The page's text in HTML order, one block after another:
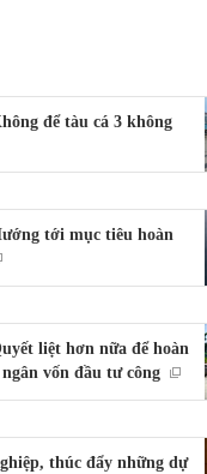
để tàu cá 3 không
tới mục tiêu hoàn
liệt hơn nữa để hoàn
vốn đầu tư công
thúc đẩy những dự